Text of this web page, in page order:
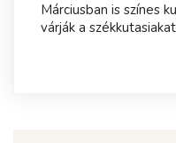
Márciusban is színes
várják a